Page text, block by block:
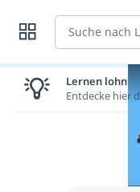
Suche
Lernen lohnt
Entdecke hier